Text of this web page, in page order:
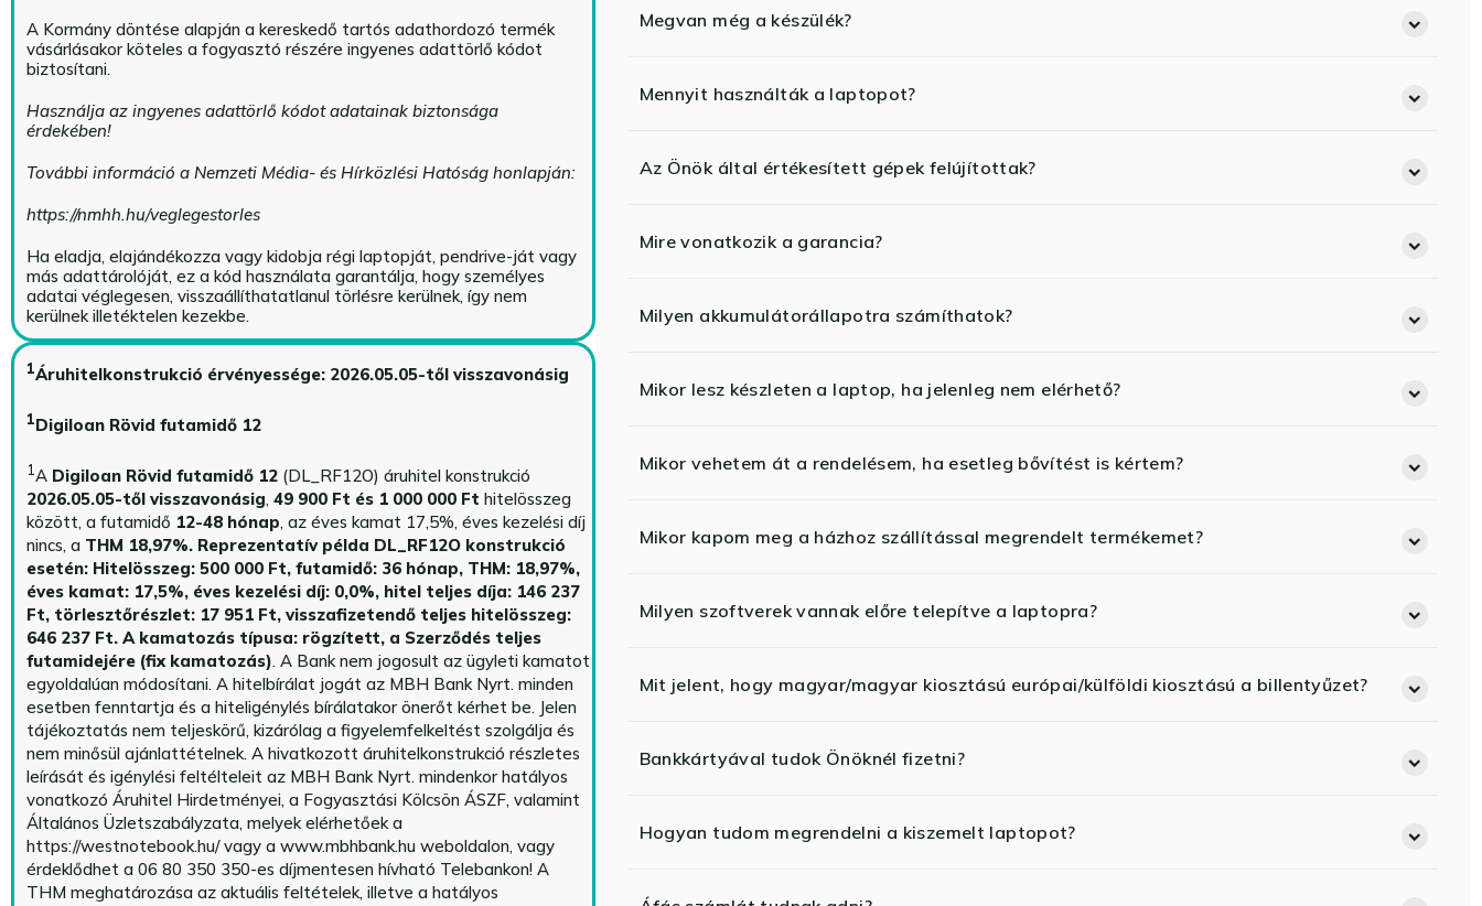
A Kormány döntése alapján a kereskedő tartós adathordozó termék
vásárlásakor köteles a fogyasztó részére ingyenes adattörlő kódot
biztosítani.
Használja az ingyenes adattörlő kódot adatainak biztonsága
érdekében!
További információ a Nemzeti Média- és Hírközlési Hatóság honlapján:
https://nmhh.hu/veglegestorles
Ha eladja, elajándékozza vagy kidobja régi laptopját, pendrive-ját vagy
más adattárolóját, ez a kód használata garantálja, hogy személyes
adatai véglegesen, visszaállíthatatlanul törlésre kerülnek, így nem
kerülnek illetéktelen kezekbe.
1Áruhitelkonstrukció érvényessége: 2026.05.05-től visszavonásig
1Digiloan Rövid futamidő 12
1A Digiloan Rövid futamidő 12(DL_RF12O) áruhitel konstrukció
2026.05.05-től visszavonásig, 49 900 Ft és 1 000 000 Ft hitelösszeg
között, a futamidő 12-48 hónap, az éves kamat 17,5%, éves kezelési díj
nincs, a THM 18,97%. Reprezentatív példa DL_RF12O konstrukció
esetén: Hitelösszeg: 500 000 Ft, futamidő: 36 hónap, THM: 18,97%,
éves kamat: 17,5%, éves kezelési díj: 0,0%, hitel teljes díja: 146 237
Ft, törlesztőrészlet: 17 951 Ft, visszafizetendő teljes hitelösszeg:
646 237 Ft. A kamatozás típusa: rögzített, a Szerződés teljes
futamidejére (fix kamatozás). A Bank nem jogosult az ügyleti kamatot
egyoldalúan módosítani. A hitelbírálat jogát az MBH Bank Nyrt. minden
esetben fenntartja és a hiteligénylés bírálatakor önerőt kérhet be. Jelen
tájékoztatás nem teljeskörű, kizárólag a figyelemfelkeltést szolgálja és
nem minősül ajánlattételnek. A hivatkozott áruhitelkonstrukció részletes
leírását és igénylési feltélteleit az MBH Bank Nyrt. mindenkor hatályos
vonatkozó Áruhitel Hirdetményei, a Fogyasztási Kölcsön ÁSZF, valamint
Általános Üzletszabályzata, melyek elérhetőek a
https://westnotebook.hu/vagy a www.mbhbank.hu weboldalon, vagy
érdeklődhet a 06 80 350 350-es díjmentesen hívható Telebankon! A
THM meghatározása az aktuális feltételek, illetve a hatályos
Megvan még a készülék?
Mennyit használták a laptopot?
Az Önök által értékesített gépek felújítottak?
Mire vonatkozik a garancia?
Milyen akkumulátorállapotra számíthatok?
Mikor lesz készleten a laptop, ha jelenleg nem elérhető?
Mikor vehetem át a rendelésem, ha esetleg bővítést is kértem?
Mikor kapom meg a házhoz szállítással megrendelt termékemet?
Milyen szoftverek vannak előre telepítve a laptopra?
Mit jelent, hogy magyar/magyar kiosztású európai/külföldi kiosztású a billentyűzet?
Bankkártyával tudok Önöknél fizetni?
Hogyan tudom megrendelni a kiszemelt laptopot?